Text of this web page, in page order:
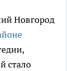
Новгород
стало